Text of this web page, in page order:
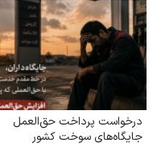
درخواست پرداخت حق‌العمل
جایگاه‌های سوخت کشور